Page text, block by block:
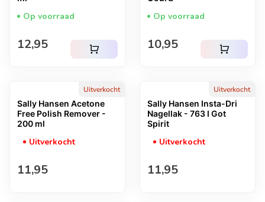
Op voorraad
Normale prijs
12,95 shopping_cart
Op voorraad
Normale prijs
10,95 shopping_cart
Uitverkocht
Sally Hansen Acetone
Free Polish Remover -
200 ml
Uitverkocht
Normale prijs
11,95
Uitverkocht
Sally Hansen Insta-Dri
Nagellak - 763 I Got
Spirit
Uitverkocht
Normale prijs
11,95